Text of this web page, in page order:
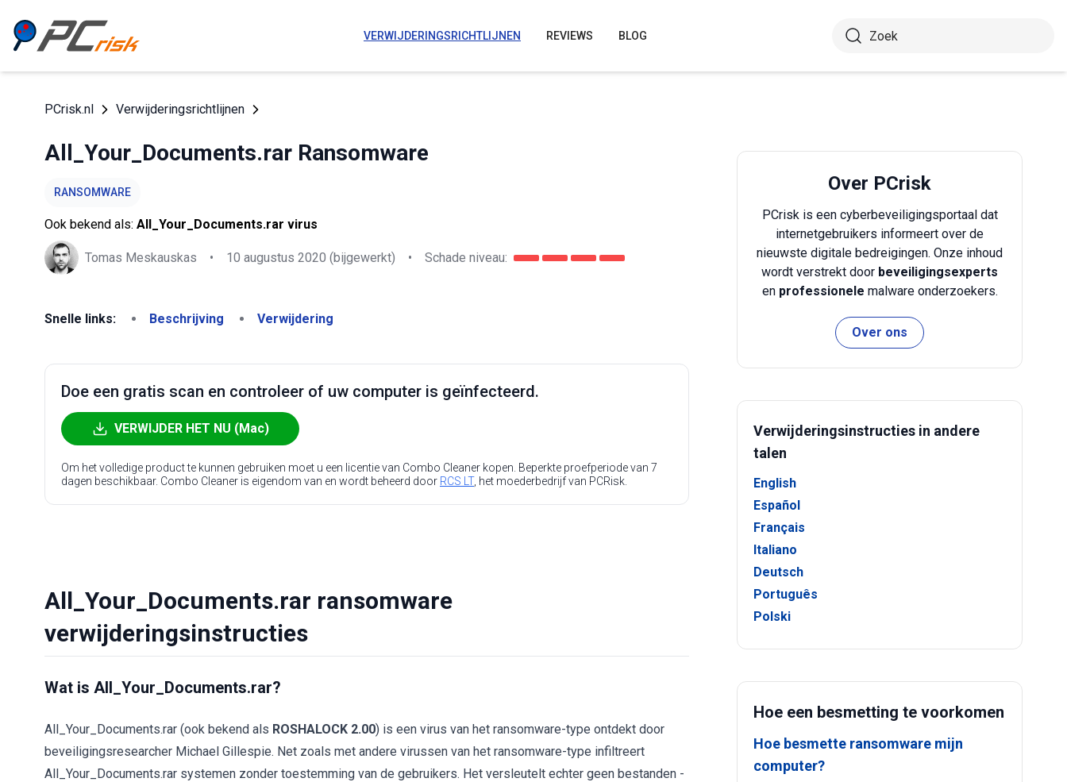
VERWIJDERINGSRICHTLIJNEN REVIEWS BLOG
PCrisk.nl Verwijderingsrichtlijnen
All_Your_Documents.rar Ransomware
RANSOMWARE
Ook bekend als: All_Your_Documents.rar virus
Tomas Meskauskas • 10 augustus 2020 (bijgewerkt) • Schade niveau:
Snelle links: Beschrijving Verwijdering
Doe een gratis scan en controleer of uw computer is geïnfecteerd.
VERWIJDER HET NU (Mac)
Om het volledige product te kunnen gebruiken moet u een licentie van Combo Cleaner kopen. Beperkte proefperiode van 7
dagen beschikbaar. Combo Cleaner is eigendom van en wordt beheerd door RCS LT, het moederbedrijf van PCRisk.
All_Your_Documents.rar ransomware
verwijderingsinstructies
Wat is All_Your_Documents.rar?
All_Your_Documents.rar (ook bekend als ROSHALOCK 2.00) is een virus van het ransomware-type ontdekt door
beveiligingsresearcher Michael Gillespie. Net zoals met andere virussen van het ransomware-type infiltreert
All_Your_Documents.rar systemen zonder toestemming van de gebruikers. Het versleutelt echter geen bestanden -
Over PCrisk
PCrisk is een cyberbeveiligingsportaal dat
internetgebruikers informeert over de
nieuwste digitale bedreigingen. Onze inhoud
wordt verstrekt door beveiligingsexperts
en professionele malware onderzoekers.
Over ons
Verwijderingsinstructies in andere
talen
English
Español
Français
Italiano
Deutsch
Português
Polski
Hoe een besmetting te voorkomen
Hoe besmette ransomware mijn
computer?